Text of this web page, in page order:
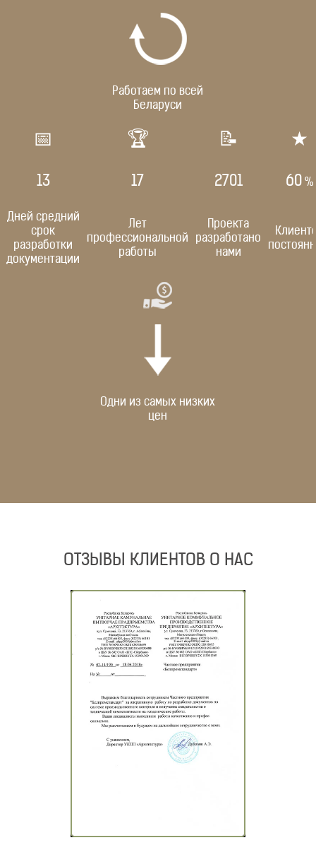
Работаем по всей
Беларуси
📅 🏆 📝 ★
14 17 2799 60%
Дней средний
срок
разработки
документации
Лет
профессиональной
работы
Проекта
разработано
нами
Одни из самых низких
цен
ОТЗЫВЫ КЛИЕНТОВ О НАС